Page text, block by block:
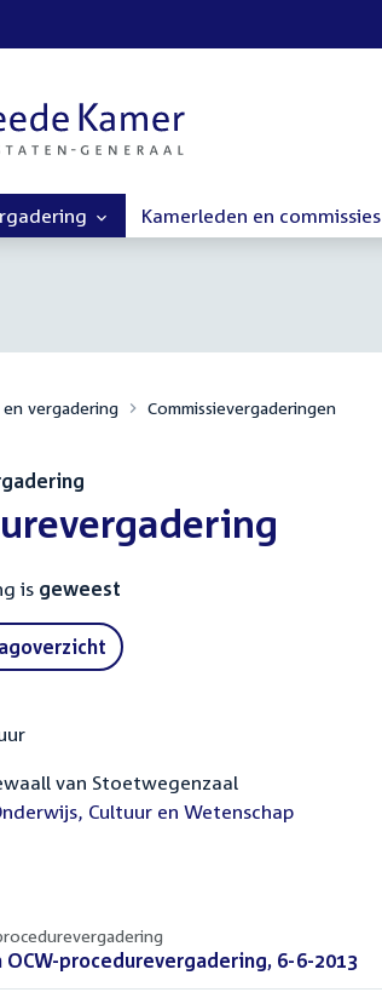
Kamerleden en commissies
en vergadering Commissievergaderingen
is geweest
van Stoetwegenzaal
Cultuur en Wetenschap
OCW-procedurevergadering, 6-6-2013